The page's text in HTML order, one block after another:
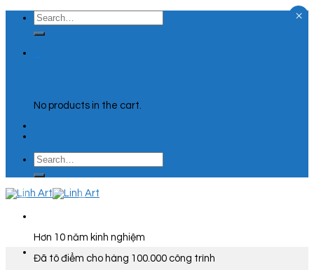
Skip
content
Search
for:
No products in the cart.
Search
for:
Hơn 10 năm kinh nghiệm
Đã tô điểm cho hàng 100.000 công trình
×